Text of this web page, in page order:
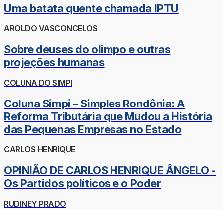
Uma batata quente chamada IPTU
AROLDO VASCONCELOS
Sobre deuses do olimpo e outras
projeções humanas
COLUNA DO SIMPI
Coluna Simpi – Simples Rondônia: A
Reforma Tributária que Mudou a História
das Pequenas Empresas no Estado
CARLOS HENRIQUE
OPINIÃO DE CARLOS HENRIQUE ÂNGELO -
Os Partidos políticos e o Poder
RUDINEY PRADO